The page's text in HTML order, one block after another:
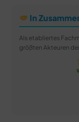
In
Als etabliertes
größten Akteuren